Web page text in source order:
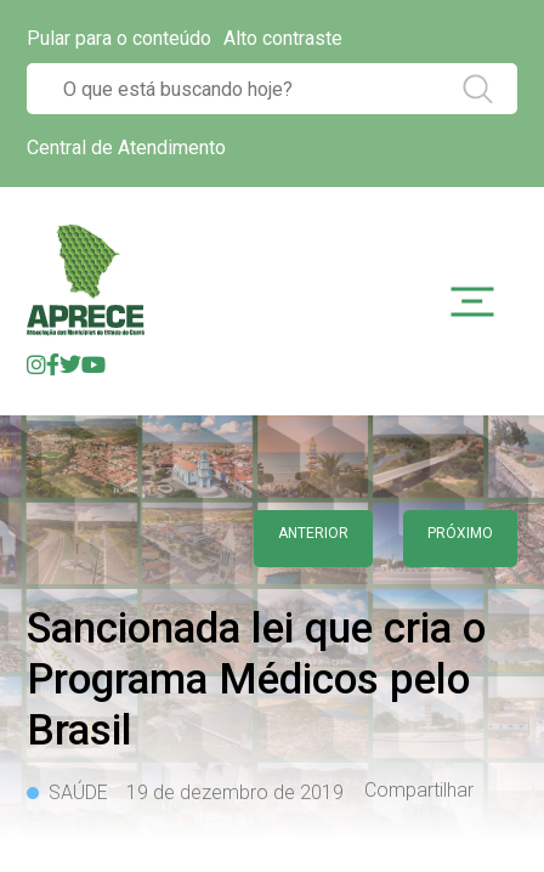
Pular para o conteúdo Alto contraste
Central de Atendimento
ANTERIOR PRÓXIMO
Sancionada lei que cria o
Programa Médicos pelo
Brasil
SAÚDE 19 de dezembro de 2019 Compartilhar